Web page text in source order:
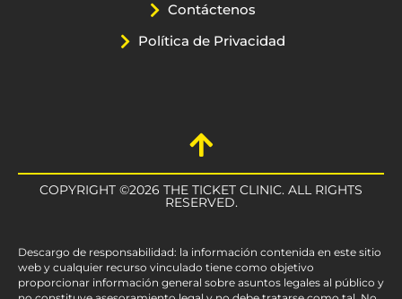
Contáctenos
Política de Privacidad
COPYRIGHT ©2026 THE TICKET CLINIC. ALL RIGHTS
RESERVED.
Descargo de responsabilidad: la información contenida en este sitio
web y cualquier recurso vinculado tiene como objetivo
proporcionar información general sobre asuntos legales al público y